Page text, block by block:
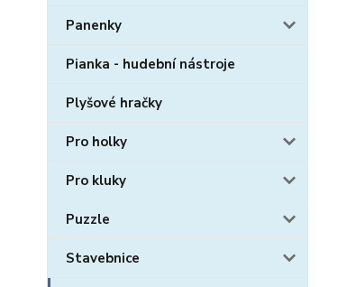
Panenky
Pianka - hudební nástroje
Plyšové hračky
Pro holky
Pro kluky
Puzzle
Stavebnice